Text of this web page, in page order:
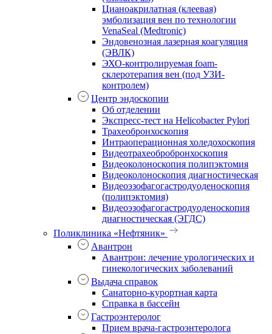
Цианоакрилатная (клеевая)
эмболизация вен по технологии
VenaSeal (Medtronic)
Эндовенозная лазерная коагуляция
(ЭВЛК)
ЭХО-контролируемая foam-
склеротерапия вен (под УЗИ-
контролем)
Центр эндоскопии
Об отделении
Экспресс-тест на Helicobacter Pylori
Трахеобронхоскопия
Интраоперационная холедохоскопия
Видеотрахеобробронхоскопия
Видеоколоноскопия полипэктомия
Видеоколоноскопия диагностическая
Видеоэзофагогастродуоденоскопия
(полипэктомия)
Видеоэзофагогастродуоденоскопия
диагностическая (ЭГДС)
Поликлиника «Нефтяник»
Авантрон
Авантрон: лечение урологических и
гинекологических заболеваний
Выдача справок
Санаторно-курортная карта
Справка в бассейн
Гастроэнтеролог
Прием врача-гастроэнтеролога